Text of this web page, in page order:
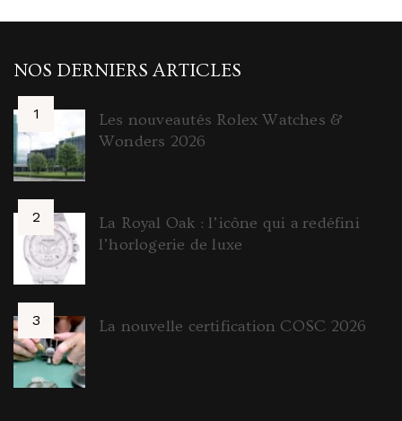
NOS DERNIERS ARTICLES
Les nouveautés Rolex Watches &
Wonders 2026
La Royal Oak : l’icône qui a redéfini
l’horlogerie de luxe
La nouvelle certification COSC 2026